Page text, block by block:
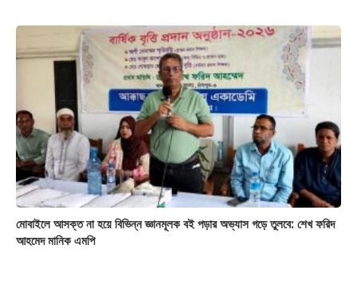
মোবাইলে আসক্ত না হয়ে বিভিন্ন জ্ঞানমূলক বই পড়ার অভ্যাস গড়ে তুলবে: শেখ ফরিদ
আহমেদ মানিক এমপি